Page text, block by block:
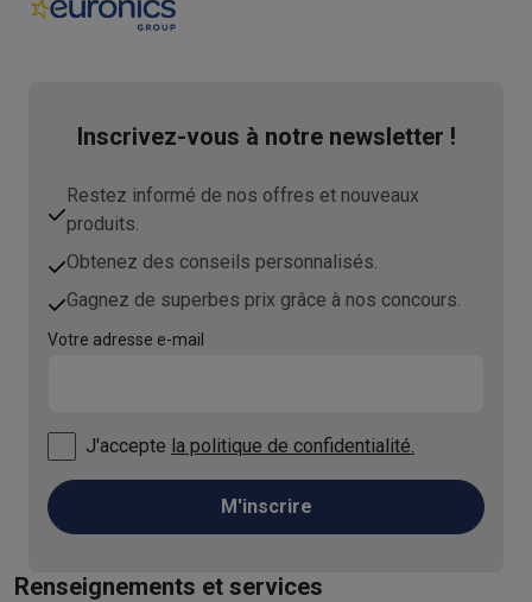
Inscrivez-vous à notre newsletter !
Restez informé de nos offres et nouveaux
produits.
Obtenez des conseils personnalisés.
Gagnez de superbes prix grâce à nos concours.
Votre adresse e-mail
J'accepte la politique de confidentialité.
M'inscrire
Renseignements et services